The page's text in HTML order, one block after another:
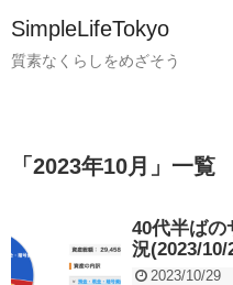
SimpleLifeTokyo
質素なくらしをめざそう
「 2023年10月 」 一覧
40代半ばの
況(2023/10/
2023/10/29